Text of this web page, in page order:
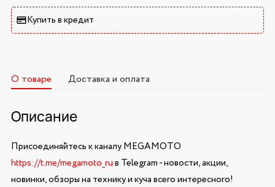
Купить в кредит
О товаре Доставка и оплата
Описание
Присоединяйтесь к каналу MEGAMOTO
https://t.me/megamoto_ruв Telegram - новости, акции,
новинки, обзоры на технику и куча всего интересного!